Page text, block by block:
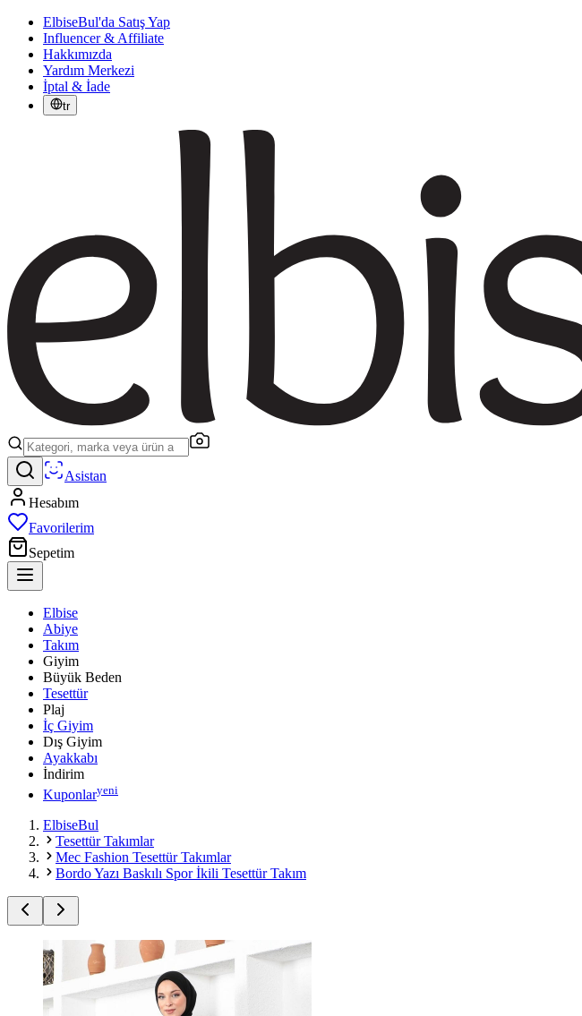
ElbiseBul'da Satış Yap
Influencer & Affiliate
Hakkımızda
Yardım Merkezi
İptal & İade
tr
Asistan
Hesabım
Favorilerim
Sepetim
Elbise
Abiye
Takım
Giyim
Büyük Beden
Tesettür
Plaj
İç Giyim
Dış Giyim
Ayakkabı
İndirim
Kuponlaryeni
ElbiseBul
Tesettür Takımlar
Mec Fashion Tesettür Takımlar
Bordo Yazı Baskılı Spor İkili Tesettür Takım